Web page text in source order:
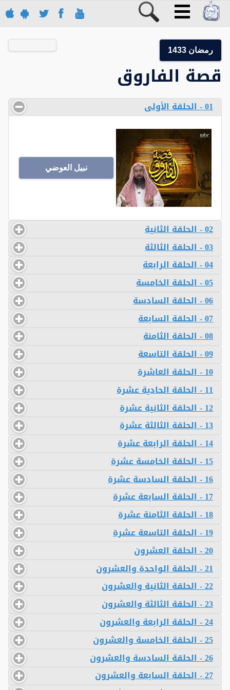
رمضان 1433
قصة الفاروق
01 - الحلقة الأولى
نبيل العوضي
02 - الحلقة الثانية
03 - الحلقة الثالثة
04 - الحلقة الرابعة
05 - الحلقة الخامسة
06 - الحلقة السادسة
07 - الحلقة السابعة
08 - الحلقة الثامنة
09 - الحلقة التاسعة
10 - الحلقة العاشرة
11 - الحلقة الحادية عشرة
12 - الحلقة الثانية عشرة
13 - الحلقة الثالثة عشرة
14 - الحلقة الرابعة عشرة
15 - الحلقة الخامسة عشرة
16 - الحلقة السادسة عشرة
17 - الحلقة السابعة عشرة
18 - الحلقة الثامنة عشرة
19 - الحلقة التاسعة عشرة
20 - الحلقة العشرون
21 - الحلقة الواحدة والعشرون
22 - الحلقة الثانية والعشرون
23 - الحلقة الثالثة والعشرون
24 - الحلقة الرابعة والعشرون
25 - الحلقة الخامسة والعشرون
26 - الحلقة السادسة والعشرون
27 - الحلقة السابعة والعشرون